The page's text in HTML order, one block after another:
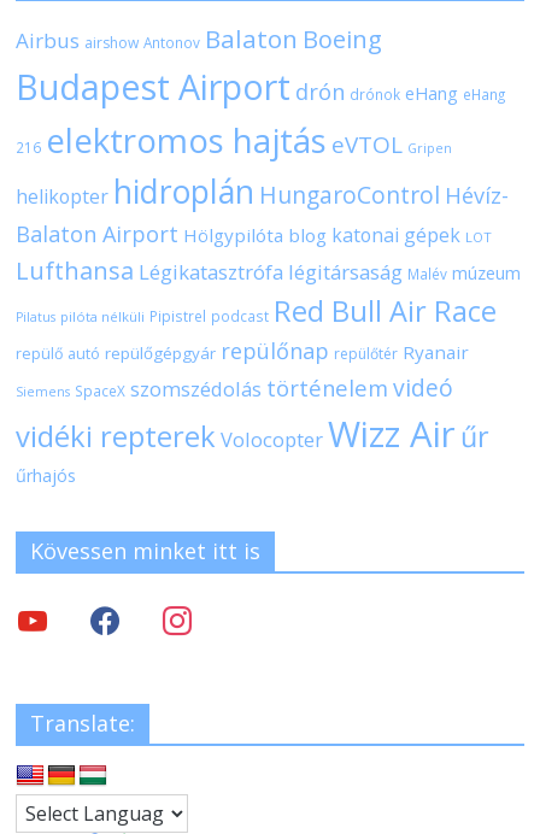
Airbus airshow Antonov Balaton Boeing
Budapest Airport drón drónok eHang eHang
216 elektromos hajtás eVTOL Gripen
helikopter hidroplán HungaroControl Hévíz-
Balaton Airport Hölgypilóta blog katonai gépek LOT
Lufthansa Légikatasztrófa légitársaság Malév múzeum
Pilatus pilóta nélküli Pipistrel podcast Red Bull Air Race
repülő autó repülőgépgyár repülőnap repülőtér Ryanair
Siemens SpaceX szomszédolás történelem videó
vidéki repterek VolocopterWizz Air űr
űrhajós
Kövessen minket itt is
Translate: